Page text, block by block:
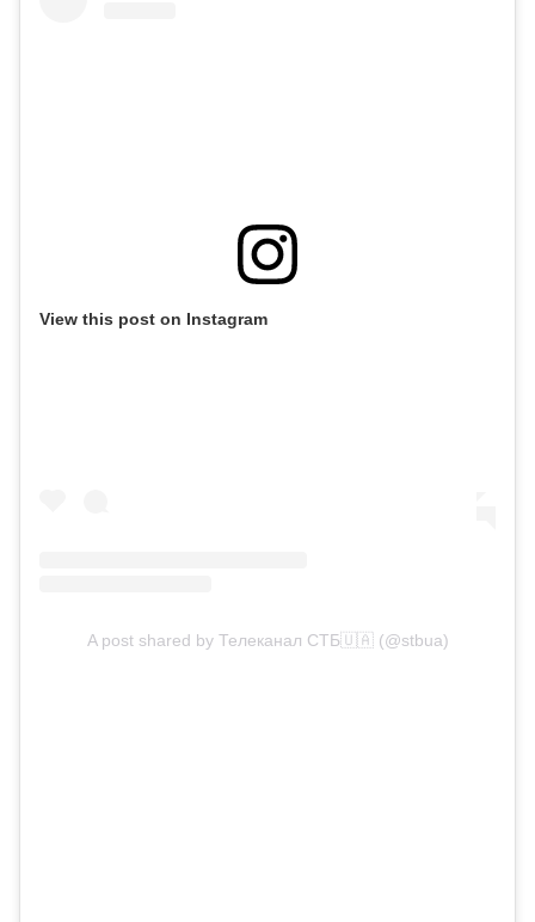
View this post on Instagram
A post shared by Телеканал СТБ🇺🇦 (@stbua)